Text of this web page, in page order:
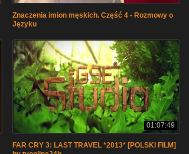
Znaczenia imion męskich. Część 4 - Rozmowy o
Języku
01:07:49
FAR CRY 3: LAST TRAVEL *2013* [POLSKI FILM]